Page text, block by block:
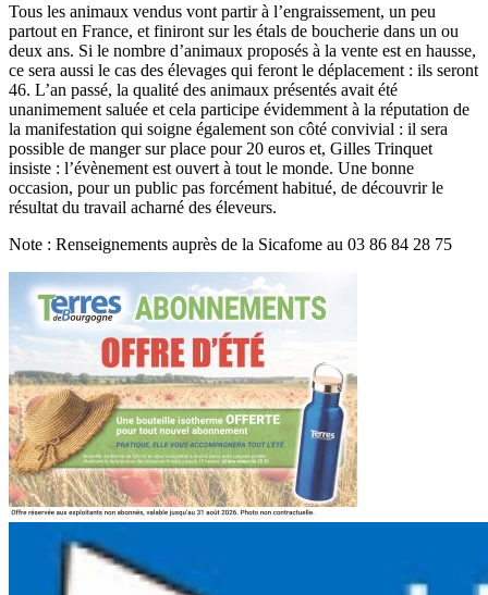
Tous les animaux vendus vont partir à l’engraissement, un peu
partout en France, et finiront sur les étals de boucherie dans un ou
deux ans. Si le nombre d’animaux proposés à la vente est en hausse,
ce sera aussi le cas des élevages qui feront le déplacement : ils seront
46. L’an passé, la qualité des animaux présentés avait été
unanimement saluée et cela participe évidemment à la réputation de
la manifestation qui soigne également son côté convivial : il sera
possible de manger sur place pour 20 euros et, Gilles Trinquet
insiste : l’évènement est ouvert à tout le monde. Une bonne
occasion, pour un public pas forcément habitué, de découvrir le
résultat du travail acharné des éleveurs.
Note : Renseignements auprès de la Sicafome au 03 86 84 28 75